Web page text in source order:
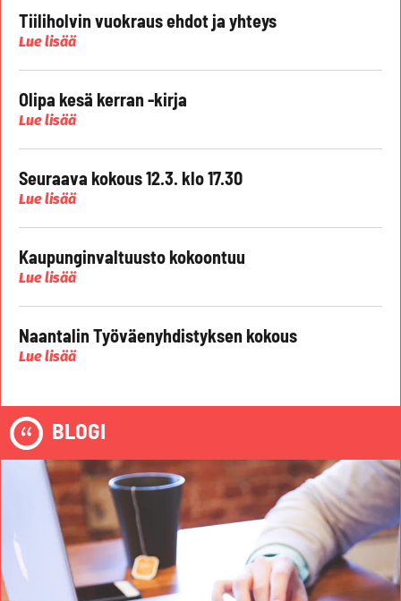
Tiiliholvin vuokraus ehdot ja yhteys
Lue lisää
Olipa kesä kerran -kirja
Lue lisää
Seuraava kokous 12.3. klo 17.30
Lue lisää
Kaupunginvaltuusto kokoontuu
Lue lisää
Naantalin Työväenyhdistyksen kokous
Lue lisää
BLOGI